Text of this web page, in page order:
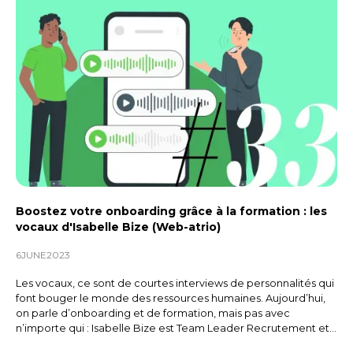
ANTOINE
En effet, comme tu le soulignes très
bien,aujourd’hui c’est la guerre des
talents.
Et pour nous, l’idée est de pouvoir
faire en sorte d’attirer les candidats
et de pouvoir les garder.
Aussi, on fait ça dans un simple
esprit humain, parce qu’on se dit
que c’est plus sympa d’avoir une
expérience candidat
entre robots.
Donc aujourd’hui, on a décidé de
Boostez votre onboarding grâce à la formation : les
vocaux d'Isabelle Bize (Web-atrio)
6JUNE2023
Les vocaux, ce sont de courtes interviews de personnalités qui
font bouger le monde des ressources humaines. Aujourd’hui,
on parle d’onboarding et de formation, mais pas avec
n’importe qui : Isabelle Bize est Team Leader Recrutement et